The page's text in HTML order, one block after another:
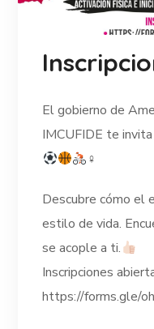
El gobierno de
IMCUFIDE te
‍♀
Descubre cómo el
estilo de vida.
se acople a ti.
Inscripciones
https://forms.gle/